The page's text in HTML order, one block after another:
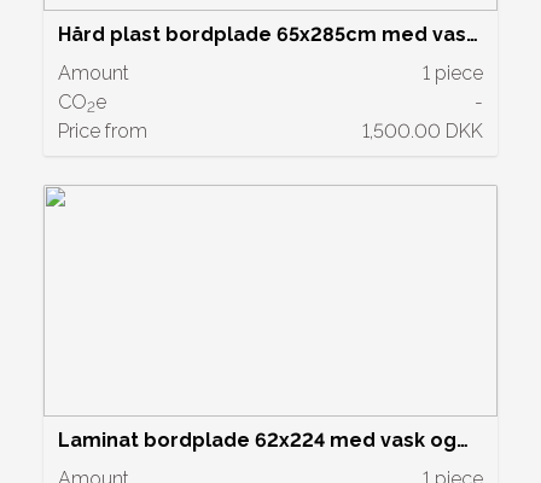
Hård plast bordplade 65x285cm med vask
og blandingsbatteri - Grå. Pris kr. 1500,-
Amount
1 piece
CO2e
-
Price from
1,500.00 DKK
Laminat bordplade 62x224 med vask og
blandings batteri. Pris kr. 600,-